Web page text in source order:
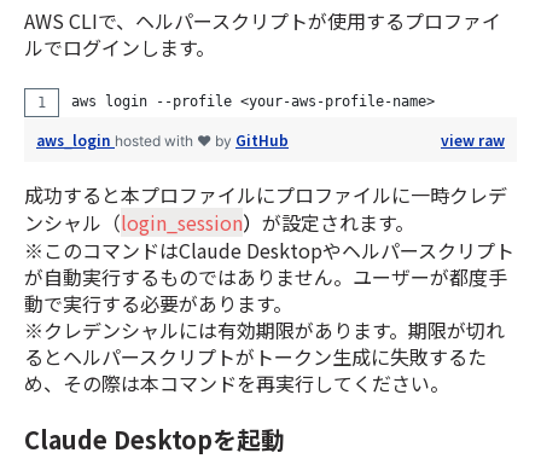
AWS CLIで、ヘルパースクリプトが使用するプロファイ
ルでログインします。
aws login --profile <your-aws-profile-name>
view raw
aws_login hosted with ❤ by GitHub
成功すると本プロファイルにプロファイルに一時クレデ
ンシャル（login_session） が設定されます。
※このコマンドはClaude Desktopやヘルパースクリプト
が自動実行するものではありません。ユーザーが都度手
動で実行する必要があります。
※クレデンシャルには有効期限があります。期限が切れ
るとヘルパースクリプトがトークン生成に失敗するた
め、その際は本コマンドを再実行してください。
Claude Desktopを起動